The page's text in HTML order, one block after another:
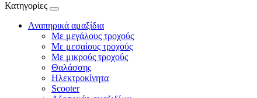
Κατηγορίες
Αναπηρικά αμαξίδια
Με μεγάλους τροχούς
Με μεσαίους τροχούς
Με μικρούς τροχούς
Θαλάσσης
Ηλεκτροκίνητα
Scooter